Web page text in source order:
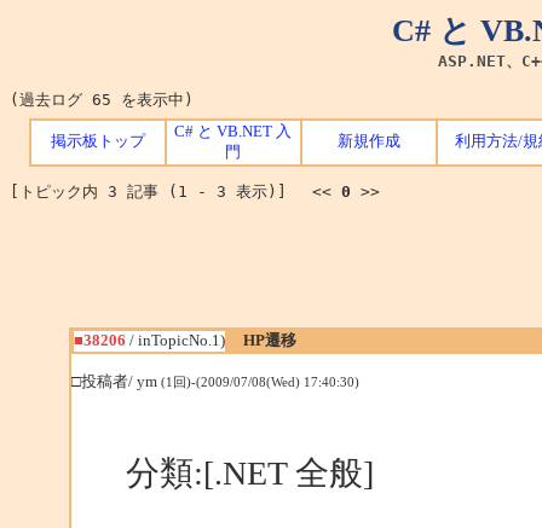
C# と
ASP.NET、
(過去ログ 65 を表示中)
掲示板トップ
C# と VB.NET 入
門
新規作成 利用方法/規
[トピック内 3 記事 (1 - 3 表示)] << 0 >>
■38206 / inTopicNo.1) HP遷移
□投稿者/ ym (1回)-(2009/07/08(Wed) 17:40:30)
分類:[.NET 全般]